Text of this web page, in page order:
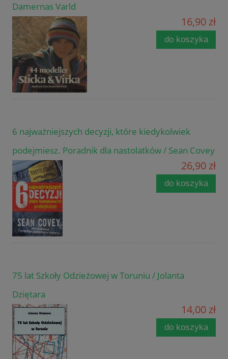
Damernas Varld
16,90 zł
do koszyka
6 najważniejszych decyzji, które kiedykolwiek
podejmiesz. Poradnik dla nastolatków / Sean Covey
26,90 zł
do koszyka
75 lat Szkoły Odzieżowej w Toruniu / Jolanta
Dziętara
14,00 zł
do koszyka